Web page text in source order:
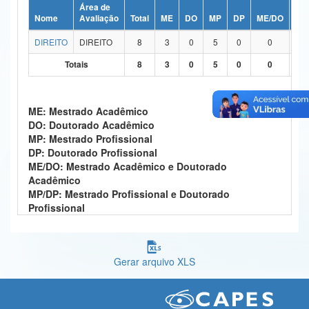
Ministério da Ciência, Tecnologia, Inovações e Comunicações
Ministério do Meio Ambiente
Controladoria-Geral da União
Ministério da Mulher, da Família e dos Direitos Humanos
Secretaria-Geral
Secretaria de Governo
Nome
Área de
Avaliação
Total ME DO MP DP ME/DO
DIREITO
DIREITO 8 3 0 5 0 0
Totais
8 3 0 5 0 0
ME: Mestrado Acadêmico
DO: Doutorado Acadêmico
MP: Mestrado Profissional
DP: Doutorado Profissional
ME/DO: Mestrado Acadêmico e Doutorado
Acadêmico
MP/DP: Mestrado Profissional e Doutorado
Profissional
Gerar arquivo XLS